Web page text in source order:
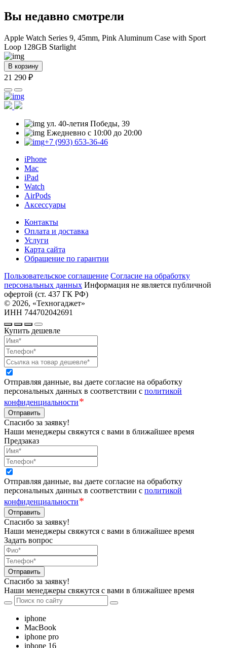
Вы недавно смотрели
Apple Watch Series 9, 45mm, Pink Aluminum Case with Sport
Loop 128GB Starlight
В корзину
21 290 ₽
ул. 40-летия Победы, 39
Ежедневно с 10:00 до 20:00
+7 (993) 653-36-46
iPhone
Mac
iPad
Watch
AirPods
Аксессуары
Контакты
Оплата и доставка
Услуги
Карта сайта
Обращение по гарантии
Пользовательское соглашение Cогласие на обработку
персональных данных Информация не является публичной
офертой (ст. 437 ГК РФ)
© 2026, «Техногаджет»
ИНН 744702042691
Купить дешевле
Отправляя данные, вы даете согласие на обработку
персональных данных в соответствии с политикой
конфиденциальности*
Отправить
Спасибо за заявку!
Наши менеджеры свяжутся с вами в ближайшее время
Предзаказ
Отправляя данные, вы даете согласие на обработку
персональных данных в соответствии с политикой
конфиденциальности*
Отправить
Спасибо за заявку!
Наши менеджеры свяжутся с вами в ближайшее время
Задать вопрос
Отправить
Спасибо за заявку!
Наши менеджеры свяжутся с вами в ближайшее время
iphone
MacBook
iphone pro
iphone 16